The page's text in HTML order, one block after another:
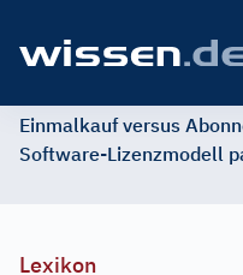
Einmalkauf versus
Software-Lizenzmodell
Lexikon